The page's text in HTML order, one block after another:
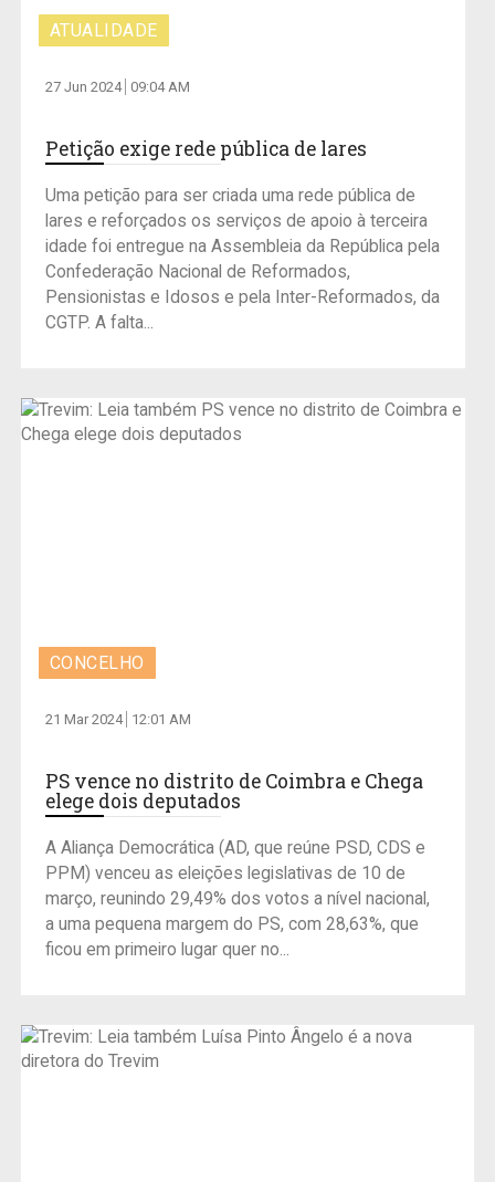
ATUALIDADE
27 Jun 2024 09:04 AM
Petição exige rede pública de lares
Uma petição para ser criada uma rede pública de
lares e reforçados os serviços de apoio à terceira
idade foi entregue na Assembleia da República pela
Confederação Nacional de Reformados,
Pensionistas e Idosos e pela Inter-Reformados, da
CGTP. A falta...
CONCELHO
21 Mar 2024 12:01 AM
PS vence no distrito de Coimbra e Chega
elege dois deputados
A Aliança Democrática (AD, que reúne PSD, CDS e
PPM) venceu as eleições legislativas de 10 de
março, reunindo 29,49% dos votos a nível nacional,
a uma pequena margem do PS, com 28,63%, que
ficou em primeiro lugar quer no...